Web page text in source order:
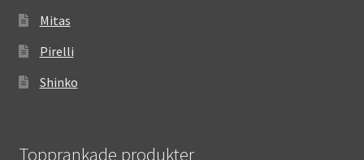
Mitas
Pirelli
Shinko
Topprankade produkter